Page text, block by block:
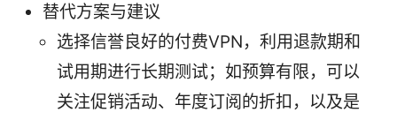
替代方案与建议
选择信誉良好的付费VPN，利用退款期和
试用期进行长期测试；如预算有限，可以
关注促销活动、年度订阅的折扣，以及是